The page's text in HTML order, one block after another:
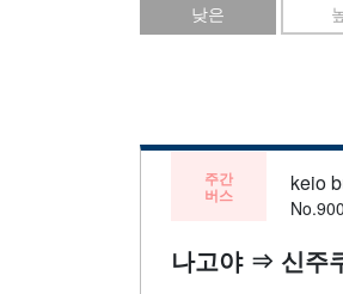
낮은
주간
버스 keio
나고야 ⇒ 신주